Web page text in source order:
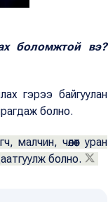
боломжтой вэ?
гэрээ байгуулан
болно.
малчин, чөлөөт уран
болно.